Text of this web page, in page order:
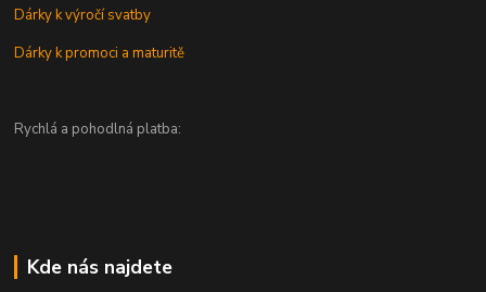
Dárky k výročí svatby
Dárky k promoci a maturitě
Rychlá a pohodlná platba:
Kde nás najdete